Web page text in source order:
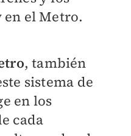
en el Metro.
, también
sistema de
en los
cada